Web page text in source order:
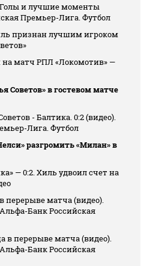
Голы и лучшие моменты
Премьер-Лига. Футбол
признан лучшим игроком
матч РПЛ «Локомотив» —
Советов» в гостевом матче
- Балтика. 0:2 (видео).
Лига. Футбол
разгромить «Милан» в
— 0:2. Хиль удвоил счет на
матча (видео).
Банк Российская
в перерыве матча (видео).
Банк Российская